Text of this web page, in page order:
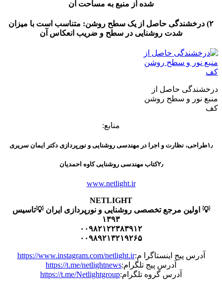
شده از منبع به مساحت آن
حاصل از یک سطح روشن: متناسب است با میزان
شدت روشنایی در سطح و ضریب انعکاس آن
حاصل از
و سطح روشن
www.netlight.ir
NETLIGHT
مرجع تخصصی روشنایی و نورپردازی ایران 💡تاسیس
۰۰۹۸۲۱۲۲۳۸۳۹۱۲
۰۰۹۸۹۲۱۳۲۱۹۲۶۵
پیج اینستاگرا م:https://www.instagram.com/netlight.ir
آدرس پیج تلگرام: https://t.me/netlightnews
آدرس گروه تلگرام: https://t.me/Netlightgroup